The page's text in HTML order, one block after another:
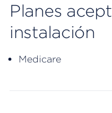
Planes
instalación
Medicare